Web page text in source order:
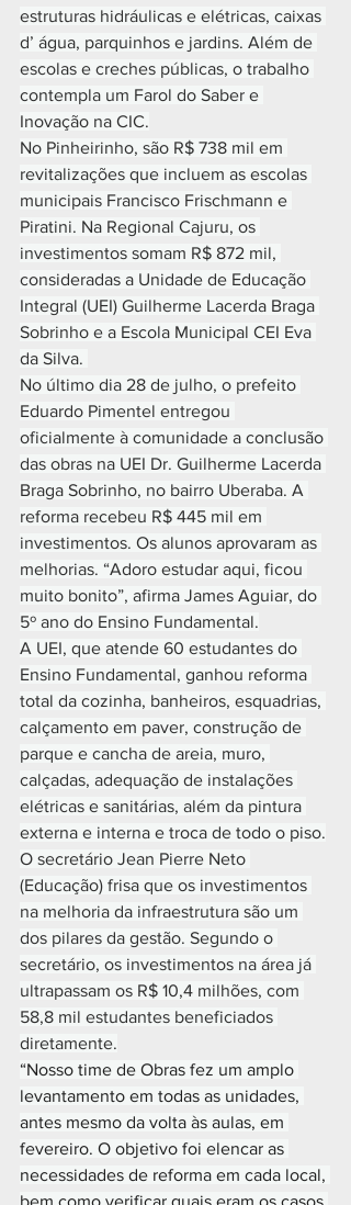
estruturas hidráulicas e elétricas, caixas
d’ água, parquinhos e jardins. Além de
escolas e creches públicas, o trabalho
contempla um Farol do Saber e
Inovação na CIC.
No Pinheirinho, são R$ 738 mil em
revitalizações que incluem as escolas
municipais Francisco Frischmann e
Piratini. Na Regional Cajuru, os
investimentos somam R$ 872 mil,
consideradas a Unidade de Educação
Integral (UEI) Guilherme Lacerda Braga
Sobrinho e a Escola Municipal CEI Eva
da Silva.
No último dia 28 de julho, o prefeito
Eduardo Pimentel entregou
oficialmente à comunidade a conclusão
das obras na UEI Dr. Guilherme Lacerda
Braga Sobrinho, no bairro Uberaba. A
reforma recebeu R$ 445 mil em
investimentos. Os alunos aprovaram as
melhorias. “Adoro estudar aqui, ficou
muito bonito”, afirma James Aguiar, do
5º ano do Ensino Fundamental.
A UEI, que atende 60 estudantes do
Ensino Fundamental, ganhou reforma
total da cozinha, banheiros, esquadrias,
calçamento em paver, construção de
parque e cancha de areia, muro,
calçadas, adequação de instalações
elétricas e sanitárias, além da pintura
externa e interna e troca de todo o piso.
O secretário Jean Pierre Neto
(Educação) frisa que os investimentos
na melhoria da infraestrutura são um
dos pilares da gestão. Segundo o
secretário, os investimentos na área já
ultrapassam os R$ 10,4 milhões, com
58,8 mil estudantes beneficiados
diretamente.
“Nosso time de Obras fez um amplo
levantamento em todas as unidades,
antes mesmo da volta às aulas, em
fevereiro. O objetivo foi elencar as
necessidades de reforma em cada local,
bem como verificar quais eram os casos